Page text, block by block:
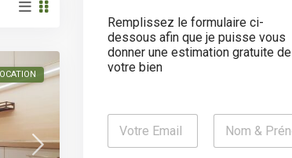
Remplissez le formulaire ci-
dessous afin que je puisse vous
donner une estimation gratuite de
votre bien